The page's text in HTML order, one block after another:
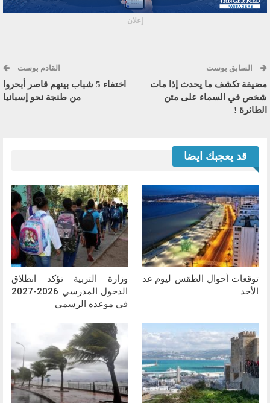
إعلان
السابق بوست
مضيفة تكشف ما يحدث إذا مات
شخص في السماء على متن
الطائرة !
القادم بوست
اختفاء 5 شباب بينهم قاصر أبحروا
من طنجة نحو إسبانيا
قد يعجبك ايضا
توقعات أحوال الطقس ليوم غد
الأحد
وزارة التربية تؤكد انطلاق
الدخول المدرسي 2026-2027
في موعده الرسمي